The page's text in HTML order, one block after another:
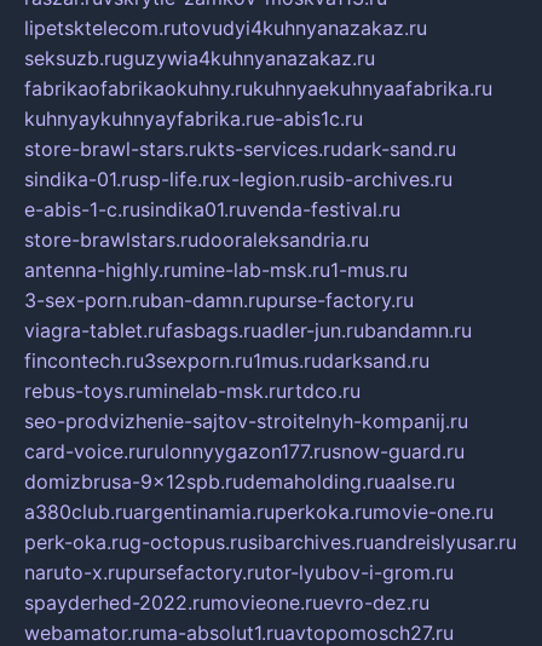
lipetsktelecom.rutovudyi4kuhnyanazakaz.ru
seksuzb.ruguzywia4kuhnyanazakaz.ru
fabrikaofabrikaokuhny.rukuhnyaekuhnyaafabrika.ru
kuhnyaykuhnyayfabrika.rue-abis1c.ru
store-brawl-stars.rukts-services.rudark-sand.ru
sindika-01.rusp-life.rux-legion.rusib-archives.ru
e-abis-1-c.rusindika01.ruvenda-festival.ru
store-brawlstars.rudooraleksandria.ru
antenna-highly.rumine-lab-msk.ru1-mus.ru
3-sex-porn.ruban-damn.rupurse-factory.ru
viagra-tablet.rufasbags.ruadler-jun.rubandamn.ru
fincontech.ru3sexporn.ru1mus.rudarksand.ru
rebus-toys.ruminelab-msk.rurtdco.ru
seo-prodvizhenie-sajtov-stroitelnyh-kompanij.ru
card-voice.rurulonnyygazon177.rusnow-guard.ru
domizbrusa-9x12spb.rudemaholding.ruaalse.ru
a380club.ruargentinamia.ruperkoka.rumovie-one.ru
perk-oka.rug-octopus.rusibarchives.ruandreislyusar.ru
naruto-x.rupursefactory.rutor-lyubov-i-grom.ru
spayderhed-2022.rumovieone.ruevro-dez.ru
webamator.ruma-absolut1.ruavtopomosch27.ru